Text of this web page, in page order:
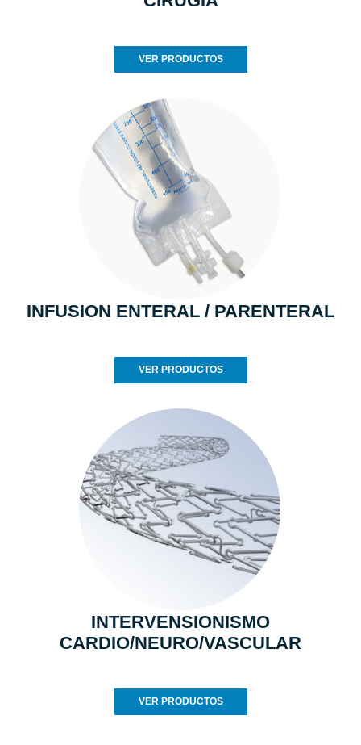
VER PRODUCTOS
INFUSION ENTERAL / PARENTERAL
VER PRODUCTOS
INTERVENSIONISMO
CARDIO/NEURO/VASCULAR
VER PRODUCTOS